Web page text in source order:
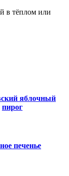
в тёплом или
яблочный
пирог
печенье